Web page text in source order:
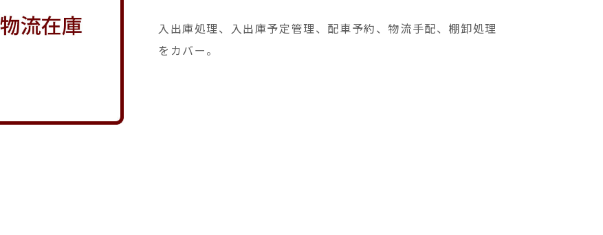
入出庫処理、入出庫予定管理、配車予約、物流手配、棚卸処理
をカバー。